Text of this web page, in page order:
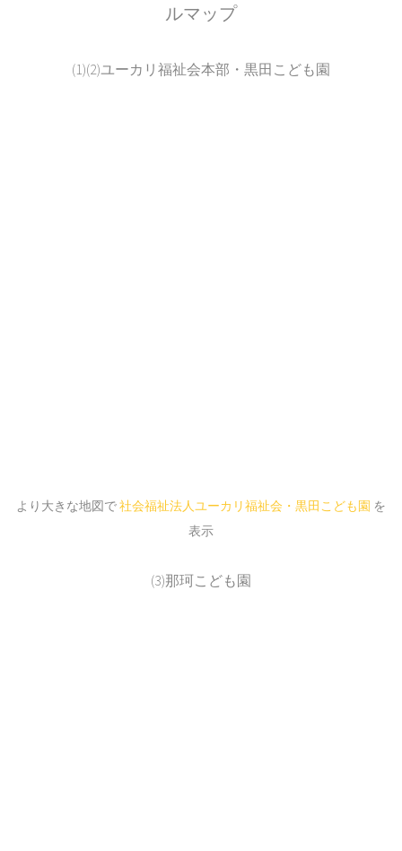
ルマップ
(1)(2)ユーカリ福祉会本部・黒田こども園
より大きな地図で社会福祉法人ユーカリ福祉会・黒田こども園 を
表示
(3)那珂こども園